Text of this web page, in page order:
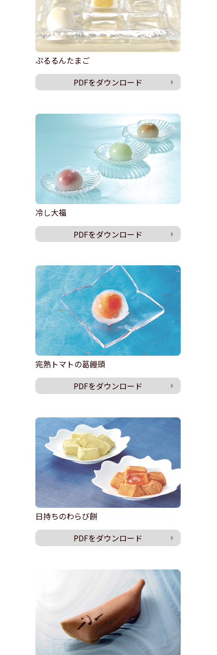
ぷるるんたまご
PDFをダウンロード
冷し大福
PDFをダウンロード
完熟トマトの葛饅頭
PDFをダウンロード
日持ちのわらび餅
PDFをダウンロード